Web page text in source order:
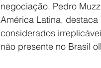
negociação. Pedro
América Latina,
considerados
não presente no Brasil